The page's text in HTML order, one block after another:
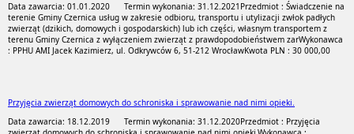
Data zawarcia: 01.01.2020 Termin wykonania: 31.12.2021 Przedmiot : Świadczenie na
terenie Gminy Czernica usług w zakresie odbioru, transportu i utylizacji zwłok padłych
zwierząt (dzikich, domowych i gospodarskich) lub ich części, własnym transportem z
terenu Gminy Czernica z wyłączeniem zwierząt z prawdopodobieństwem zarWykonawca
: PPHU AMI Jacek Kazimierz, ul. Odkrywców 6, 51-212 WrocławKwota PLN : 30 000,00
Przyjęcia zwierząt domowych do schroniska i sprawowanie nad nimi opieki.
Data zawarcia: 18.12.2019 Termin wykonania: 31.12.2020Przedmiot : Przyjęcia